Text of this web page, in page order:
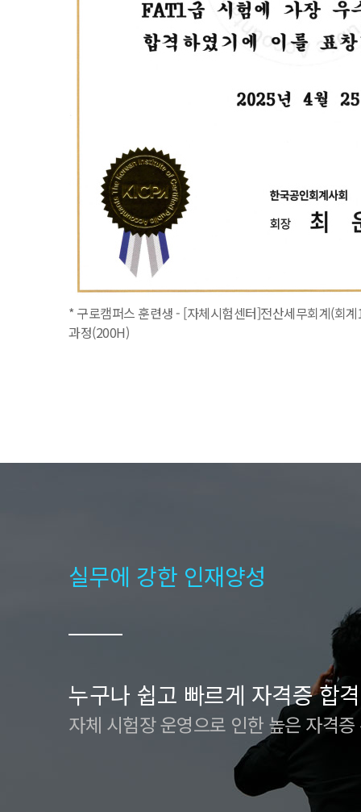
* 구로캠퍼스 훈련생 - [자체시험센터]전산세무회계(회
과정(200H)
실무에 강한 인재양성
누구나 쉽고 빠르게 자격증 합
자체 시험장 운영으로 인한 높은 자격